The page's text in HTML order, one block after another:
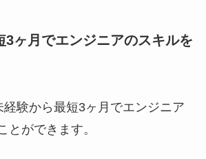
3ヶ月でエンジニアのスキルを
験から最短3ヶ月でエンジニア
とができます。